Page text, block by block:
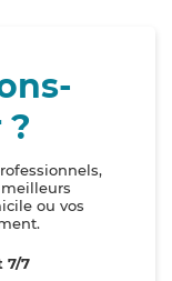
ou vos
7/7